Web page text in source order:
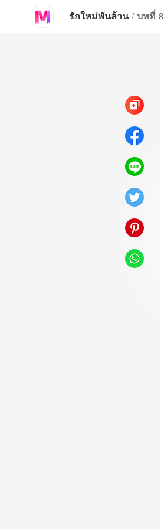
รักใหม่พันล้าน / บทที่